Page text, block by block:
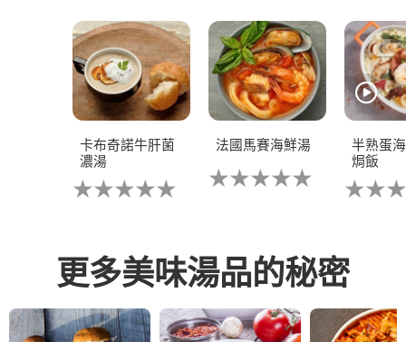
卡布奇諾牛肝菌
濃湯
没
有
recipe
提
交
评
级
法國馬賽海鮮湯
没
有
提
交
级
半熟蛋
焗飯
没
有
recipe
提
评
级
更多美味湯品的秘密